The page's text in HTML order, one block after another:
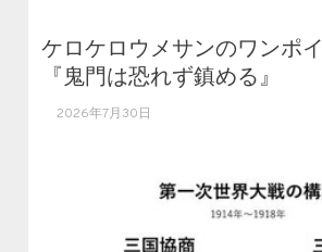
ケロケロウメサンのワンポ
『鬼門は恐れず鎮める』
2026年7月30日